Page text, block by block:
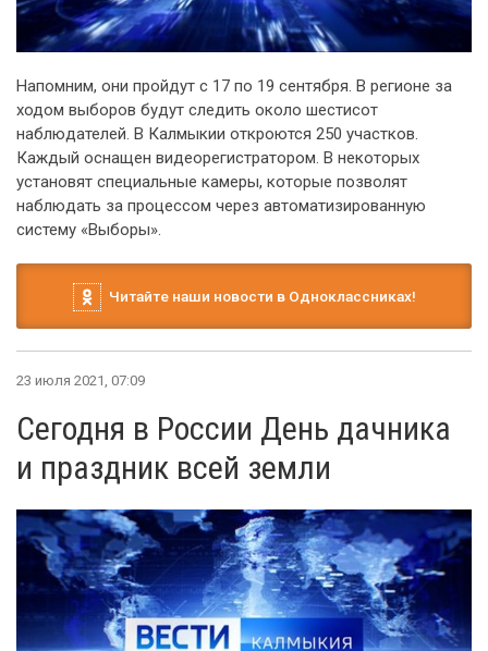
Напомним, они пройдут с 17 по 19 сентября. В регионе за
ходом выборов будут следить около шестисот
наблюдателей. В Калмыкии откроются 250 участков.
Каждый оснащен видеорегистратором. В некоторых
установят специальные камеры, которые позволят
наблюдать за процессом через автоматизированную
систему «Выборы».
Читайте наши новости в Одноклассниках!
23 июля 2021, 07:09
Сегодня в России День дачника
и праздник всей земли